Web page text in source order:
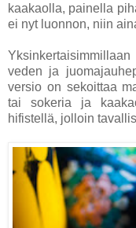
kaakaolla, painella
ei nyt luonnon, niin
veden ja
versio on sekoittaa
tai sokeria ja
hifistellä, jolloin